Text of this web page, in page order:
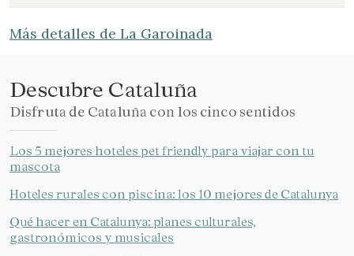
Más detalles de La Garoinada
Descubre Cataluña
Disfruta de Cataluña con los cinco sentidos
Los 5 mejores hoteles pet friendly para viajar con tu
mascota
Hoteles rurales con piscina: los 10 mejores de Catalunya
Qué hacer en Catalunya: planes culturales,
gastronómicos y musicales